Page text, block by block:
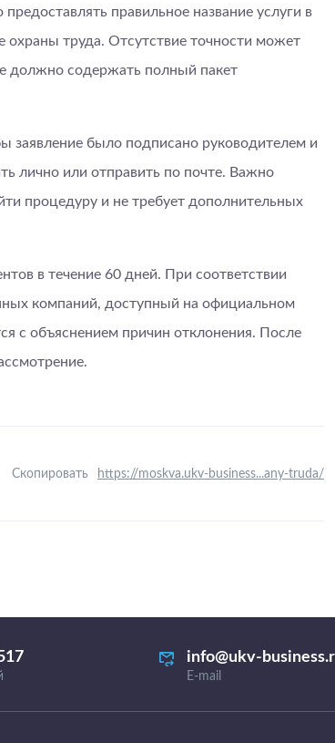
правильное название услуги в
охраны труда. Отсутствие точности может
должно содержать полный пакет
заявление было подписано руководителем и
лично или отправить по почте. Важно
процедуру и не требует дополнительных
в течение 60 дней. При соответствии
компаний, доступный на официальном
с объяснением причин отклонения. После
Скопировать https://moskva.ukv-business...any-truda/
info@ukv-
E-mail